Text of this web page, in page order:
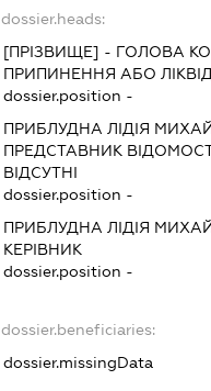
dossier.heads:
[ПРІЗВИЩЕ] - ГОЛОВА
ПРИПИНЕННЯ АБО
dossier.position -
ПРИБЛУДНА ЛІДІЯ
ПРЕДСТАВНИК
ВІДСУТНІ
dossier.position -
ПРИБЛУДНА ЛІДІЯ
КЕРІВНИК
dossier.position -
dossier.beneficiaries:
dossier.missingData